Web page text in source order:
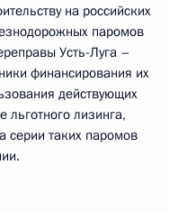
на российских
паромов
Усть-Луга –
финансирования их
действующих
лизинга,
серии таких паромов